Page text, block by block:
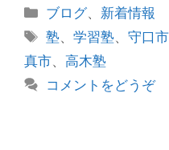
カ
テ
リ
ー
ブログ、 新着情報
タ
グ
塾、学習塾、守口市
真市、 高木塾
コメントをどうぞ